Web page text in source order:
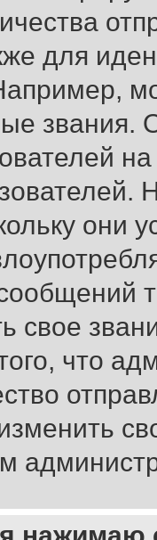
для
звания.
они
свое
что